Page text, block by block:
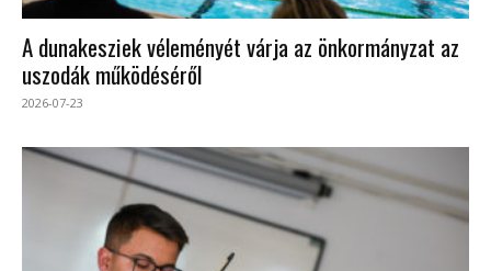
A dunakesziek véleményét várja az önkormányzat az
uszodák működéséről
2026-07-23